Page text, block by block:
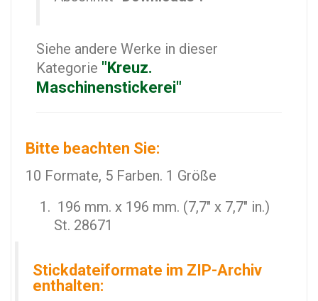
Siehe andere Werke in dieser
Kategorie "Kreuz.
Maschinenstickerei"
Bitte beachten Sie:
10 Formate, 5 Farben. 1 Größe
196 mm. x 196 mm. (7,7" x 7,7" in.)
St. 28671
Stickdateiformate im ZIP-Archiv
enthalten: